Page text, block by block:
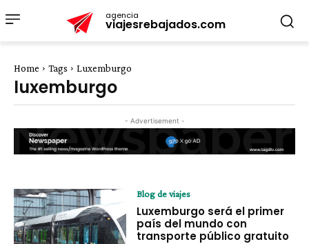
agencia
viajesrebajados.com
Home Tags Luxemburgo
luxemburgo
- Advertisement -
Blog de viajes
Luxemburgo será el primer
país del mundo con
transporte público gratuito